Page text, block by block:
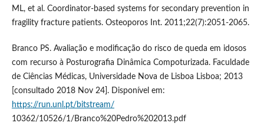
ML, et al. Coordinator-based systems for secondary prevention in
fragility fracture patients. Osteoporos Int. 2011;22(7):2051-2065.
Branco PS. Avaliação e modificação do risco de queda em idosos
com recurso à Posturografia Dinâmica Compoturizada. Faculdade
de Ciências Médicas, Universidade Nova de Lisboa Lisboa; 2013
[consultado 2018 Nov 24]. Disponível em:
https://run.unl.pt/bitstream/
10362/10526/1/Branco%20Pedro%202013.pdf